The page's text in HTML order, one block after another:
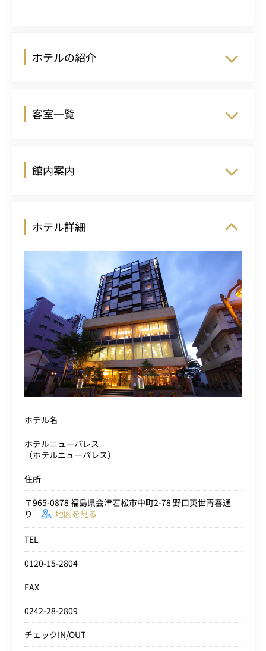
ホテルの紹介
客室一覧
館内案内
ホテル詳細
ホテル名
ホテルニューパレス
（ホテルニューパレス）
住所
〒965-0878 福島県会津若松市中町2-78 野口英世青春通
り
地図を見る
TEL
0120-15-2804
FAX
0242-28-2809
チェックIN/OUT